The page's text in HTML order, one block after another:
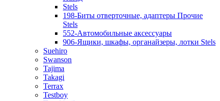
Stels
198-Биты отверточные, адаптеры Прочие
Stels
552-Автомобильные аксессуары
906-Ящики, шкафы, органайзеры, лотки Stels
Suehiro
Swanson
Tajima
Takagi
Terrax
Testboy